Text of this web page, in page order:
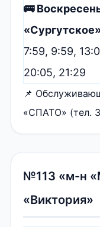
🚌
7:59, 9:59,
20:05, 21:29
📌
«СПАТО» (тел.
№113 «м-н
«Виктория»